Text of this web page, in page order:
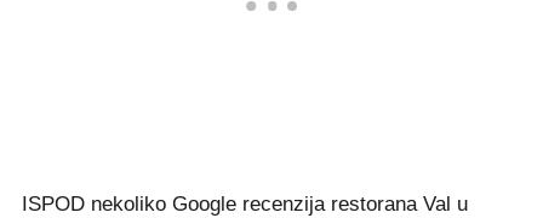
ISPOD nekoliko Google recenzija restorana Val u